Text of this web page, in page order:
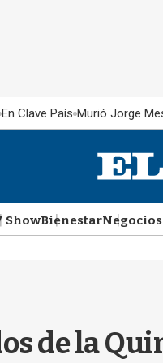
En Clave País Murió Jorge
ShowBienestarNegocios
de la